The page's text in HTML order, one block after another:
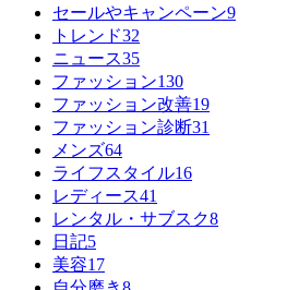
セールやキャンペーン9
トレンド32
ニュース35
ファッション130
ファッション改善19
ファッション診断31
メンズ64
ライフスタイル16
レディース41
レンタル・サブスク8
日記5
美容17